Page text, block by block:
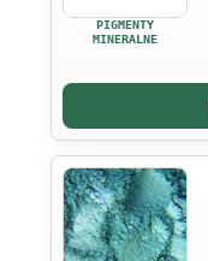
PIGMENTY
MINERALNE
wariantów.
Opcje
na
stronie
produktu
Ten
produkt
ma